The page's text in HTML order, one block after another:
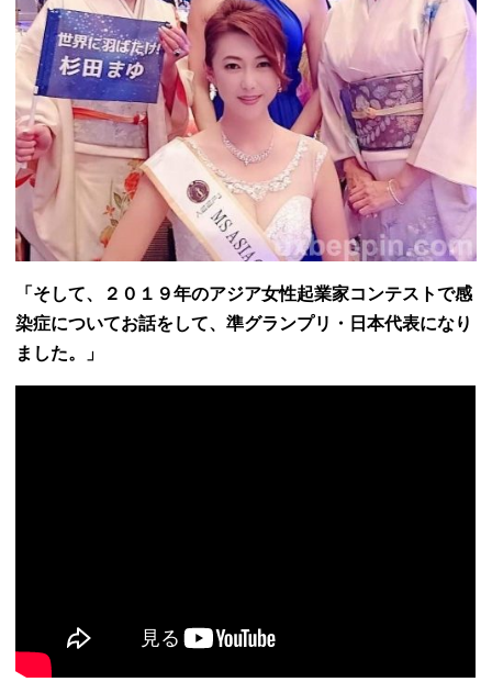
「そして、２０１９年のアジア女性起業家コンテストで感
染症についてお話をして、準グランプリ・日本代表になり
ました。」